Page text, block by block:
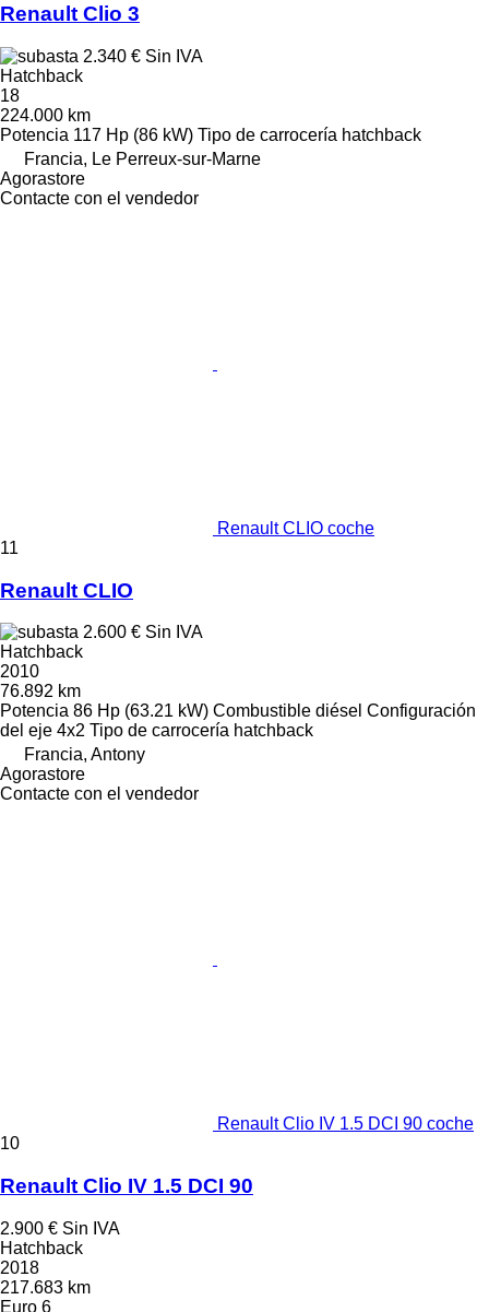
Renault Clio 3
2.340 € Sin IVA
Hatchback
18
224.000 km
Potencia 117 Hp (86 kW) Tipo de carrocería hatchback
Francia, Le Perreux-sur-Marne
Agorastore
Contacte con el vendedor
Renault CLIO coche
11
Renault CLIO
2.600 € Sin IVA
Hatchback
2010
76.892 km
Potencia 86 Hp (63.21 kW) Combustible diésel Configuración
del eje 4x2 Tipo de carrocería hatchback
Francia, Antony
Agorastore
Contacte con el vendedor
Renault Clio IV 1.5 DCI 90 coche
10
Renault Clio IV 1.5 DCI 90
2.900 € Sin IVA
Hatchback
2018
217.683 km
Euro 6